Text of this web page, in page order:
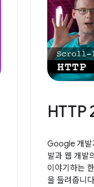
HTTP
Google 개발
발과 웹 개발
이야기하는
을 들려줍니